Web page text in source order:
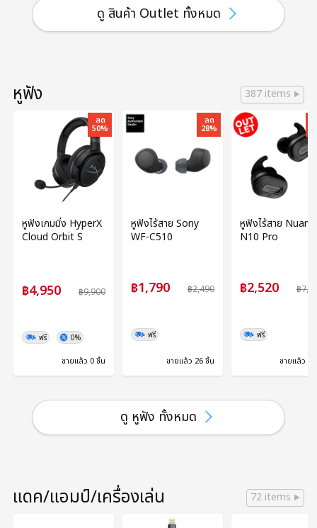
ดู สินค้า Outlet ทั้งหมด
หูฟัง 387 items
ลด
50%
หูฟังเกมมิ่ง HyperX
Cloud Orbit S
฿4,950 ฿9,900
ฟรี 0%
ขายแล้ว 0 ชิ้น
ลด
28%
หูฟังไร้สาย Sony
WF-C510
฿1,790 ฿2,490
ฟรี
ขายแล้ว 26 ชิ้น
หูฟังไร้สาย Nuarl
N10 Pro
฿2,520 ฿
ฟรี
ขายแล้ว 1
ดู หูฟัง ทั้งหมด
แดค/แอมป์/เครื่องเล่น 72 items